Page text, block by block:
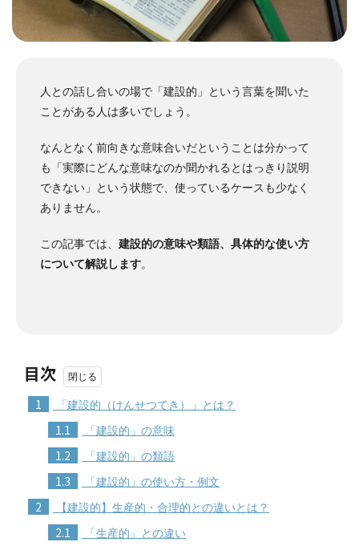
人との話し合いの場で「建設的」という言葉を聞いた
ことがある人は多いでしょう。
なんとなく前向きな意味合いだということは分かって
も「実際にどんな意味なのか聞かれるとはっきり説明
できない」という状態で、使っているケースも少なく
ありません。
この記事では、 建設的の意味や類語、具体的な使い方
について解説します。
目次
1 「建設的（けんせつてき）」とは？
1.1 「建設的」の意味
1.2 「建設的」の類語
1.3 「建設的」の使い方・例文
2 【建設的】生産的・合理的との違いとは？
2.1 「生産的」との違い